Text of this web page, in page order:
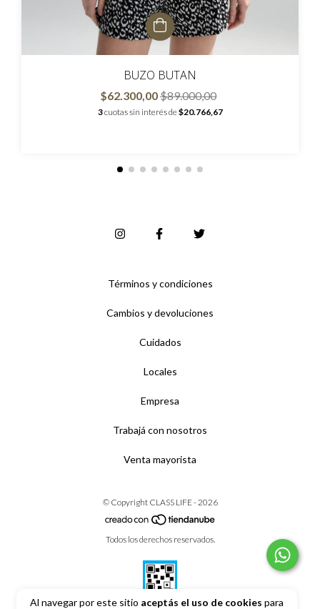
Al navegar por este sitio aceptás el uso de cookies para
BUZO BUTAN
$62.300,00$89.000,00
3cuotas sin interés de$20.766,67
Términos y condiciones
Cambios y devoluciones
Cuidados
Locales
Empresa
Trabajá con nosotros
Venta mayorista
© Copyright CLASS LIFE - 2026
Todos los derechos reservados.